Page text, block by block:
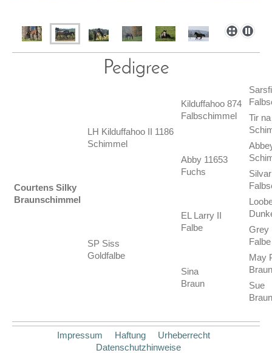
Pedigree
Courtens Silky
Braunschimmel
LH Kilduffahoo II 1186
Schimmel
Kilduffahoo 874
Falbschimmel
Tir
Abby 11653
Fuchs
SP Siss
Goldfalbe
EL Larry II
Falbe
Grey
Falbe
Sina
Braun
May
Sue
Impressum Haftung
Urheberrecht
Datenschutzhinweise